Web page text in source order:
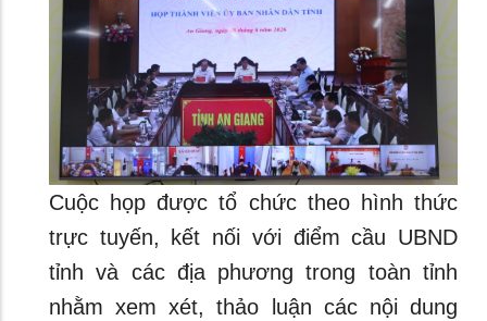
Cuộc họp được tổ chức theo hình thức
trực tuyến, kết nối với điểm cầu UBND
tỉnh và các địa phương trong toàn tỉnh
nhằm xem xét, thảo luận các nội dung